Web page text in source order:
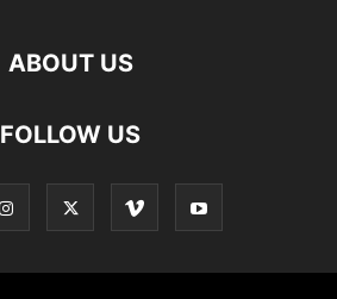
ABOUT US
FOLLOW US